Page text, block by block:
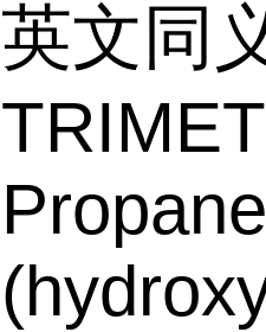
英文同